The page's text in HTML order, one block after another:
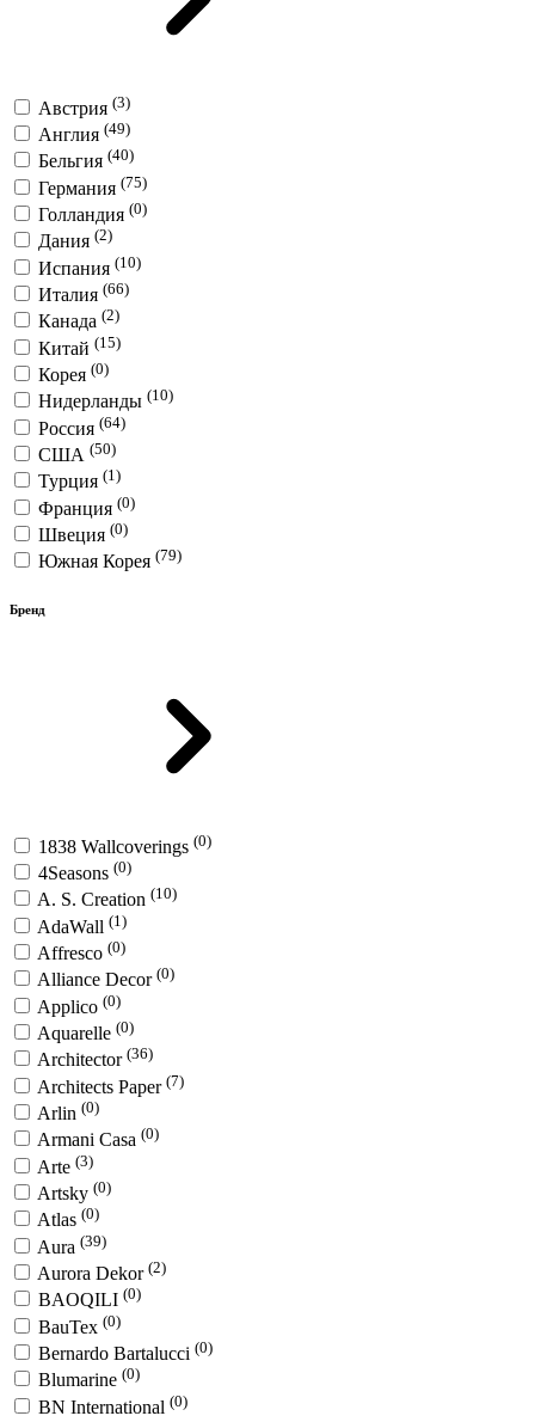
Австрия (3)
Англия (49)
Бельгия (40)
Германия (75)
Голландия (0)
Дания (2)
Испания (10)
Италия (66)
Канада (2)
Китай (15)
Корея (0)
Нидерланды (10)
Россия (64)
США (50)
Турция (1)
Франция (0)
Швеция (0)
Южная Корея (79)
Бренд
1838 Wallcoverings (0)
4Seasons (0)
A. S. Creation (10)
AdaWall (1)
Affresco (0)
Alliance Decor (0)
Applico (0)
Aquarelle (0)
Architector (36)
Architects Paper (7)
Arlin (0)
Armani Casa (0)
Arte (3)
Artsky (0)
Atlas (0)
Aura (39)
Aurora Dekor (2)
BAOQILI (0)
BauTex (0)
Bernardo Bartalucci (0)
Blumarine (0)
BN International (0)